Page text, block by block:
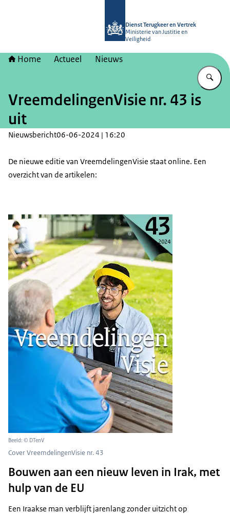
Dienst Terugkeer en Vertrek
Ministerie van Justitie en
Veiligheid
Home Actueel Nieuws
VreemdelingenVisie nr. 43 is
uit
Nieuwsbericht06-06-2024 | 16:20
De nieuwe editie van VreemdelingenVisie staat online. Een
overzicht van de artikelen:
Beeld: © DTenV
Cover VreemdelingenVisie nr. 43
Bouwen aan een nieuw leven in Irak, met
hulp van de EU
Een Iraakse man verblijft jarenlang zonder uitzicht op